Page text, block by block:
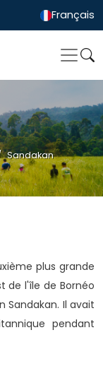
Français
Sandakan
plus grande
de l'île de Bornéo
Sandakan. Il avait
pendant